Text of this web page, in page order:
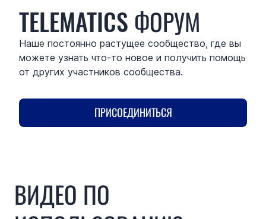
TELEMATICS ФОРУМ
Наше постоянно растущее сообщество, где вы
можете узнать что-то новое и получить помощь
от других участников сообщества.
ПРИСОЕДИНИТЬСЯ
ВИДЕО ПО